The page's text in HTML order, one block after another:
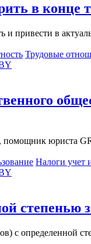
в конце
и привести в
Трудовые
юриста
Налоги учет
с определенной